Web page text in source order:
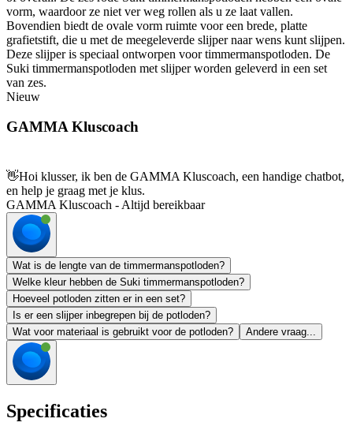
vorm, waardoor ze niet ver weg rollen als u ze laat vallen.
Bovendien biedt de ovale vorm ruimte voor een brede, platte
grafietstift, die u met de meegeleverde slijper naar wens kunt slijpen.
Deze slijper is speciaal ontworpen voor timmermanspotloden. De
Suki timmermanspotloden met slijper worden geleverd in een set
van zes.
Nieuw
GAMMA Kluscoach
👋Hoi klusser, ik ben de GAMMA Kluscoach, een handige chatbot,
en help je graag met je klus.
GAMMA Kluscoach - Altijd bereikbaar
Wat is de lengte van de timmermanspotloden?
Welke kleur hebben de Suki timmermanspotloden?
Hoeveel potloden zitten er in een set?
Is er een slijper inbegrepen bij de potloden?
Wat voor materiaal is gebruikt voor de potloden?
Andere vraag...
Specificaties